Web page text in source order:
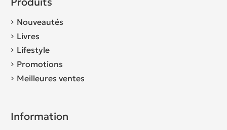
Nouveautés
Livres
Lifestyle
Promotions
Meilleures ventes
Information